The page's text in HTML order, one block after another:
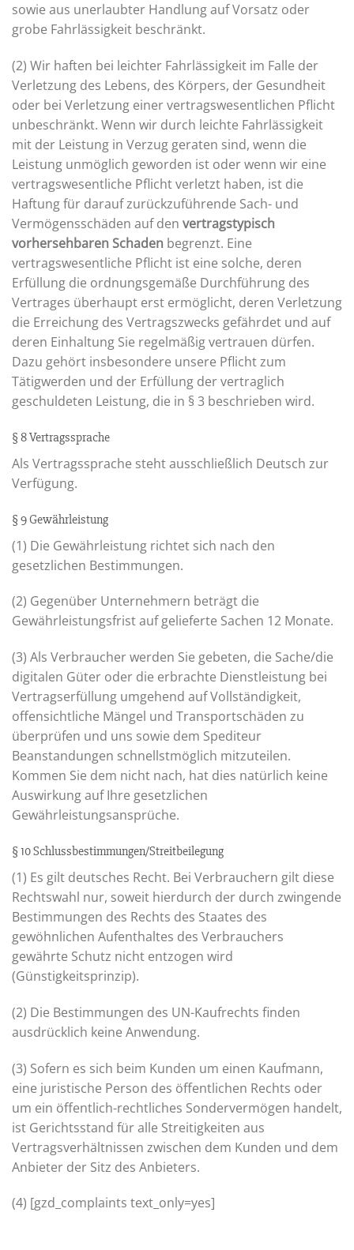
sowie aus unerlaubter Handlung auf Vorsatz oder
grobe Fahrlässigkeit beschränkt.
(2) Wir haften bei leichter Fahrlässigkeit im Falle der
Verletzung des Lebens, des Körpers, der Gesundheit
oder bei Verletzung einer vertragswesentlichen Pflicht
unbeschränkt. Wenn wir durch leichte Fahrlässigkeit
mit der Leistung in Verzug geraten sind, wenn die
Leistung unmöglich geworden ist oder wenn wir eine
vertragswesentliche Pflicht verletzt haben, ist die
Haftung für darauf zurückzuführende Sach- und
Vermögensschäden auf den vertragstypisch
vorhersehbaren Schaden begrenzt. Eine
vertragswesentliche Pflicht ist eine solche, deren
Erfüllung die ordnungsgemäße Durchführung des
Vertrages überhaupt erst ermöglicht, deren Verletzung
die Erreichung des Vertragszwecks gefährdet und auf
deren Einhaltung Sie regelmäßig vertrauen dürfen.
Dazu gehört insbesondere unsere Pflicht zum
Tätigwerden und der Erfüllung der vertraglich
geschuldeten Leistung, die in § 3 beschrieben wird.
§ 8 Vertragssprache
Als Vertragssprache steht ausschließlich Deutsch zur
Verfügung.
§ 9 Gewährleistung
(1) Die Gewährleistung richtet sich nach den
gesetzlichen Bestimmungen.
(2) Gegenüber Unternehmern beträgt die
Gewährleistungsfrist auf gelieferte Sachen 12 Monate.
(3) Als Verbraucher werden Sie gebeten, die Sache/die
digitalen Güter oder die erbrachte Dienstleistung bei
Vertragserfüllung umgehend auf Vollständigkeit,
offensichtliche Mängel und Transportschäden zu
überprüfen und uns sowie dem Spediteur
Beanstandungen schnellstmöglich mitzuteilen.
Kommen Sie dem nicht nach, hat dies natürlich keine
Auswirkung auf Ihre gesetzlichen
Gewährleistungsansprüche.
§ 10 Schlussbestimmungen/Streitbeilegung
(1) Es gilt deutsches Recht. Bei Verbrauchern gilt diese
Rechtswahl nur, soweit hierdurch der durch zwingende
Bestimmungen des Rechts des Staates des
gewöhnlichen Aufenthaltes des Verbrauchers
gewährte Schutz nicht entzogen wird
(Günstigkeitsprinzip).
(2) Die Bestimmungen des UN-Kaufrechts finden
ausdrücklich keine Anwendung.
(3) Sofern es sich beim Kunden um einen Kaufmann,
eine juristische Person des öffentlichen Rechts oder
um ein öffentlich-rechtliches Sondervermögen handelt,
ist Gerichtsstand für alle Streitigkeiten aus
Vertragsverhältnissen zwischen dem Kunden und dem
Anbieter der Sitz des Anbieters.
(4) [gzd_complaints text_only=yes]